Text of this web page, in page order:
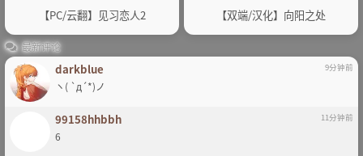
【PC/云翻】见习恋人2 【双端/汉化】向阳之处
最新评论
darkblue 9分钟前
ヽ( `д´*)ノ
99158hhbbh 11分钟前
6